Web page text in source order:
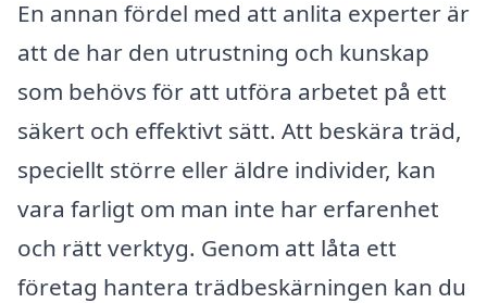
En annan fördel med att anlita experter är
att de har den utrustning och kunskap
som behövs för att utföra arbetet på ett
säkert och effektivt sätt. Att beskära träd,
speciellt större eller äldre individer, kan
vara farligt om man inte har erfarenhet
och rätt verktyg. Genom att låta ett
företag hantera trädbeskärningen kan du